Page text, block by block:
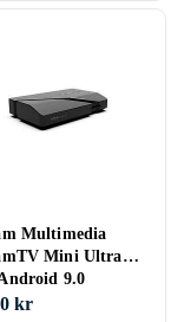
Multimedia
Mini Ultra
9.0
kr